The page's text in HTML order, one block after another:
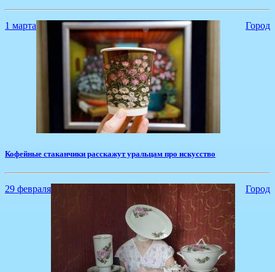
1 марта Город
Кофейные стаканчики расскажут уральцам про искусство
29 февраля Город